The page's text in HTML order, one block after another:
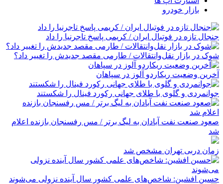
بازار خودرو
جنجال تازه در فوتبال ایران / کریمی پاسخ تاجرنیا را داد
شوک در بازار نقل‌وانتقالات / طارمی مقصد جدیدش را تغییر داد؟
آخرین وضعیت ریکاردو آلوز در سپاهان
جوانمردی و گلوی با طلای جهانی رکورد فینال را شکستند
صعود صنعت نفت آبادان به لیگ برتر / مس رفسنجان بازنده اعلام
شد
زمان دربی تهران مشخص شد
حسین افشین: شاخص‌های علمی کشور سال آینده نزولی می‌شوند